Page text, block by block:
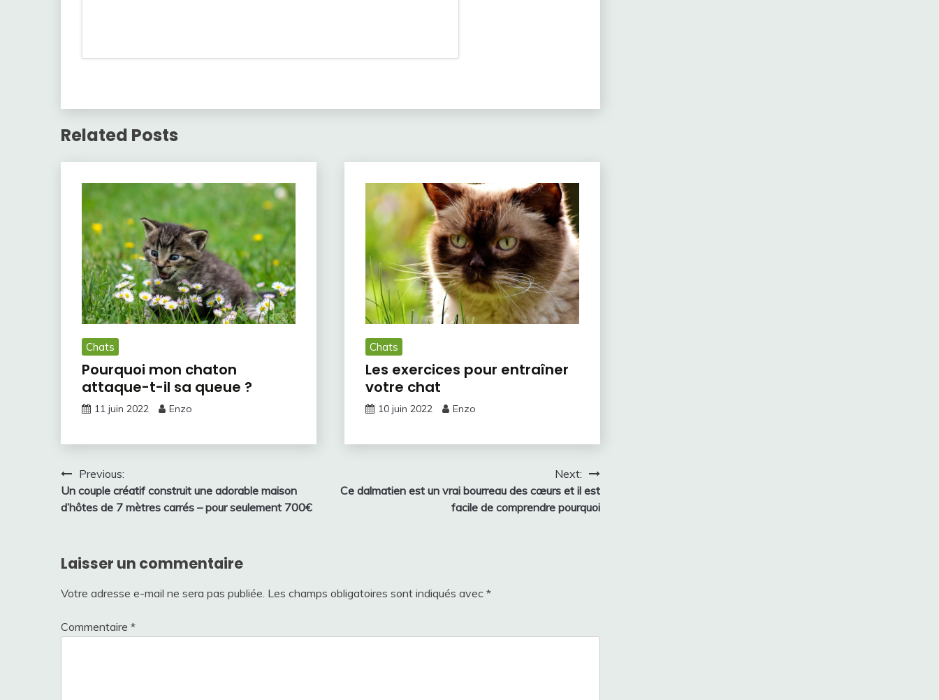
Related Posts
Chats
Pourquoi mon chaton
attaque-t-il sa queue ?
11 juin 2022 Enzo
Chats
Les exercices pour entraîner
votre chat
10 juin 2022 Enzo
Navigation
de
Previous:
Un couple créatif construit une adorable maison
d’hôtes de 7 mètres carrés – pour seulement 700€
Next:
Ce dalmatien est un vrai bourreau des cœurs et il est
facile de comprendre pourquoi
Laisser un commentaire
Votre adresse e-mail ne sera pas publiée. Les champs obligatoires sont indiqués avec *
Commentaire *